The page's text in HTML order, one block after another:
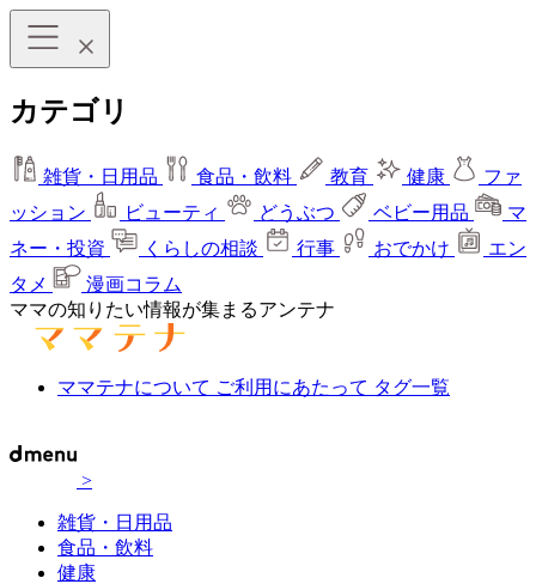
カテゴリ
雑貨・日用品 食品・飲料 教育 健康
ファ
ッション
ビューティ どうぶつ ベビー用品
マ
ネー・投資
くらしの相談 行事 おでかけ
エン
タメ
漫画コラム
ママの知りたい情報が集まるアンテナ
ママテナについて ご利用にあたって タグ一覧
>
雑貨・日用品
食品・飲料
健康